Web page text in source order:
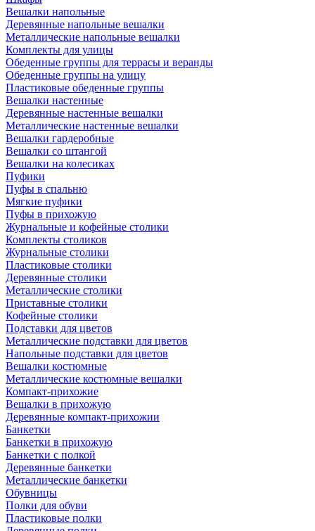
Вешалки напольные
Деревянные напольные вешалки
Металлические напольные вешалки
Комплекты для улицы
Обеденные группы для террасы и веранды
Обеденные группы на улицу
Пластиковые обеденные группы
Вешалки настенные
Деревянные настенные вешалки
Металлические настенные вешалки
Вешалки гардеробные
Вешалки со штангой
Вешалки на колесиках
Пуфики
Пуфы в спальню
Мягкие пуфики
Пуфы в прихожую
Журнальные и кофейные столики
Комплекты столиков
Журнальные столики
Пластиковые столики
Деревянные столики
Металлические столики
Приставные столики
Кофейные столики
Подставки для цветов
Металлические подставки для цветов
Напольные подставки для цветов
Вешалки костюмные
Металлические костюмные вешалки
Компакт-прихожие
Вешалки в прихожую
Деревянные компакт-прихожии
Банкетки
Банкетки в прихожую
Банкетки с полкой
Деревянные банкетки
Металлические банкетки
Обувницы
Полки для обуви
Пластиковые полки